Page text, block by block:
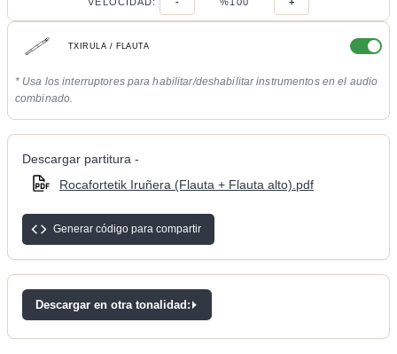
TXIRULA / FLAUTA
* Usa los interruptores para habilitar/deshabilitar instrumentos en el audio
combinado.
Descargar partitura -
Rocafortetik Iruñera (Flauta + Flauta alto).pdf
Generar código para compartir
Descargar en otra tonalidad: